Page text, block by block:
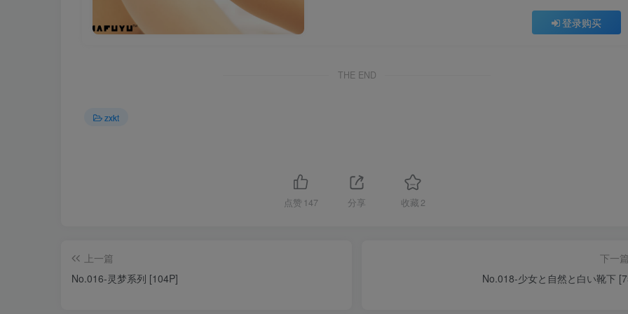
登录购买
THE END
zxkt
点赞 147 分享 收藏 2
上一篇
No.016-灵梦系列 [104P]
下一篇
No.018-少女と自然と白い靴下